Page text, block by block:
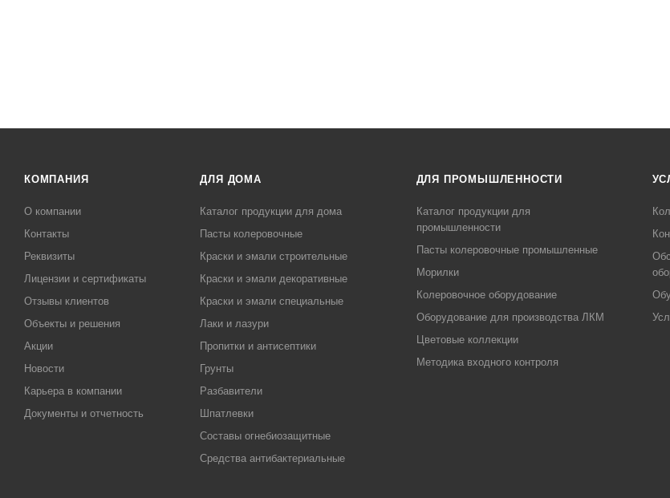
КОМПАНИЯ
О компании
Контакты
Реквизиты
Лицензии и сертификаты
Отзывы клиентов
Объекты и решения
Акции
Новости
Карьера в компании
Документы и отчетность
ДЛЯ ДОМА
Каталог продукции для дома
Пасты колеровочные
Краски и эмали строительные
Краски и эмали декоративные
Краски и эмали специальные
Лаки и лазури
Пропитки и антисептики
Грунты
Разбавители
Шпатлевки
Составы огнебиозащитные
Средства антибактериальные
ДЛЯ ПРОМЫШЛЕННОСТИ
Каталог продукции для
промышленности
Пасты колеровочные промышленные
Морилки
Колеровочное оборудование
Оборудование для производства ЛКМ
Цветовые коллекции
Методика входного контроля